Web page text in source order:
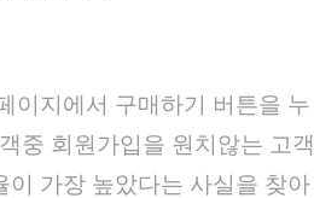
이지에서 구매하기 버튼을 누
중 회원가입을 원치않는 고객
가장 높았다는 사실을 찾아